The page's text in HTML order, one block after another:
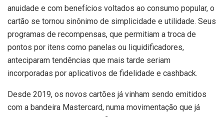
anuidade e com benefícios voltados ao consumo popular, o
cartão se tornou sinônimo de simplicidade e utilidade. Seus
programas de recompensas, que permitiam a troca de
pontos por itens como panelas ou liquidificadores,
anteciparam tendências que mais tarde seriam
incorporadas por aplicativos de fidelidade e cashback.
Desde 2019, os novos cartões já vinham sendo emitidos
com a bandeira Mastercard, numa movimentação que já